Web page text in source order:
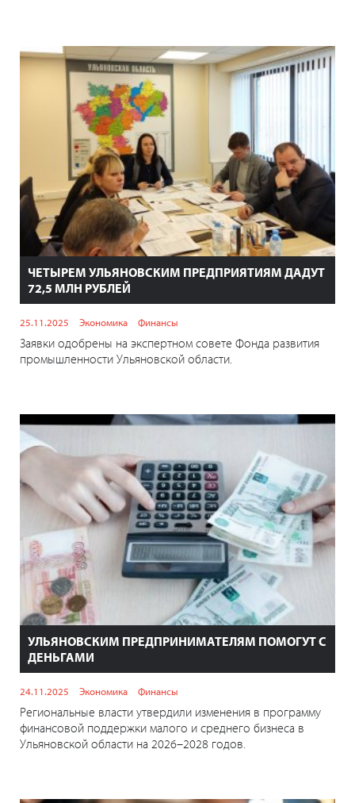
ЧЕТЫРЕМ УЛЬЯНОВСКИМ ПРЕДПРИЯТИЯМ ДАДУТ
72,5 МЛН РУБЛЕЙ
25.11.2025 Экономика Финансы
Заявки одобрены на экспертном совете Фонда развития
промышленности Ульяновской области.
УЛЬЯНОВСКИМ ПРЕДПРИНИМАТЕЛЯМ ПОМОГУТ С
ДЕНЬГАМИ
24.11.2025 Экономика Финансы
Региональные власти утвердили изменения в программу
финансовой поддержки малого и среднего бизнеса в
Ульяновской области на 2026–2028 годов.